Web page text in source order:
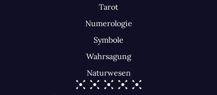
Tarot
Numerologie
Symbole
Wahrsagung
Naturwesen